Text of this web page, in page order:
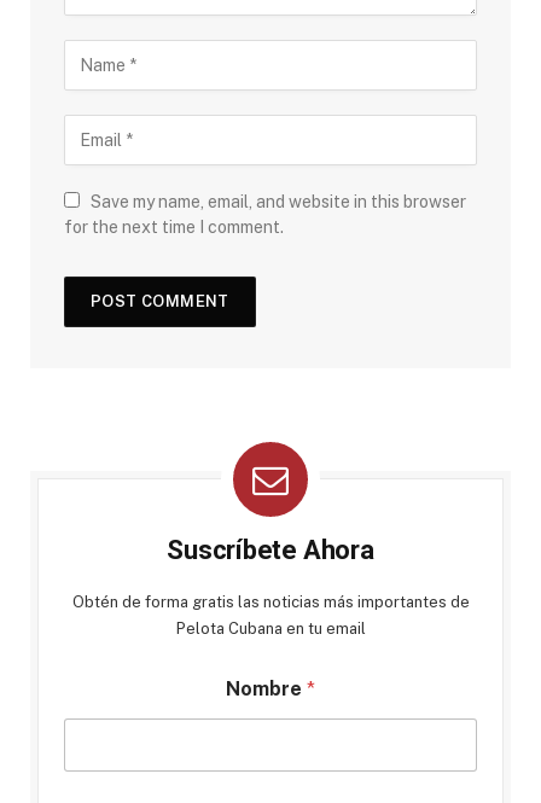
Save my name, email, and website in this browser
for the next time I comment.
Suscríbete Ahora
Obtén de forma gratis las noticias más importantes de
Pelota Cubana en tu email
Nombre *